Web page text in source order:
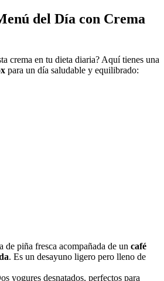
del Día con Crema
crema en tu dieta diaria? Aquí tienes una
para un día saludable y equilibrado:
de piña fresca acompañada de un café
. Es un desayuno ligero pero lleno de
yogures desnatados, perfectos para